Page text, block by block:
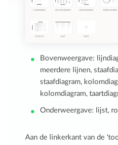
Bovenweergave:
meerdere lijnen,
staafdiagram,
kolomdiagram,
Onderweergave: lijst,
Aan de linkerkant van de